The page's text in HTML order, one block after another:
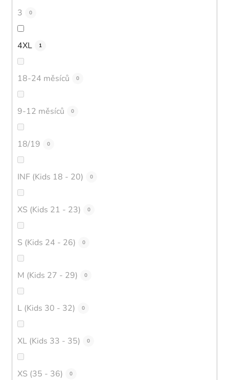
3 0
4XL 1
18-24 měsíců 0
9-12 měsíců 0
18/19 0
INF (Kids 18 - 20) 0
XS (Kids 21 - 23) 0
S (Kids 24 - 26) 0
M (Kids 27 - 29) 0
L (Kids 30 - 32) 0
XL (Kids 33 - 35) 0
XS (35 - 36) 0